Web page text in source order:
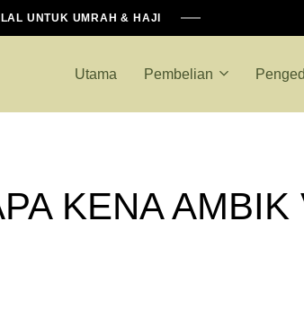
UNTUK UMRAH & HAJI
Utama Pembelian
KENA